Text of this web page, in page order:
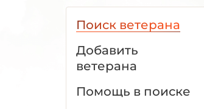
Поиск ветерана
Добавить
ветерана
Помощь в поиске